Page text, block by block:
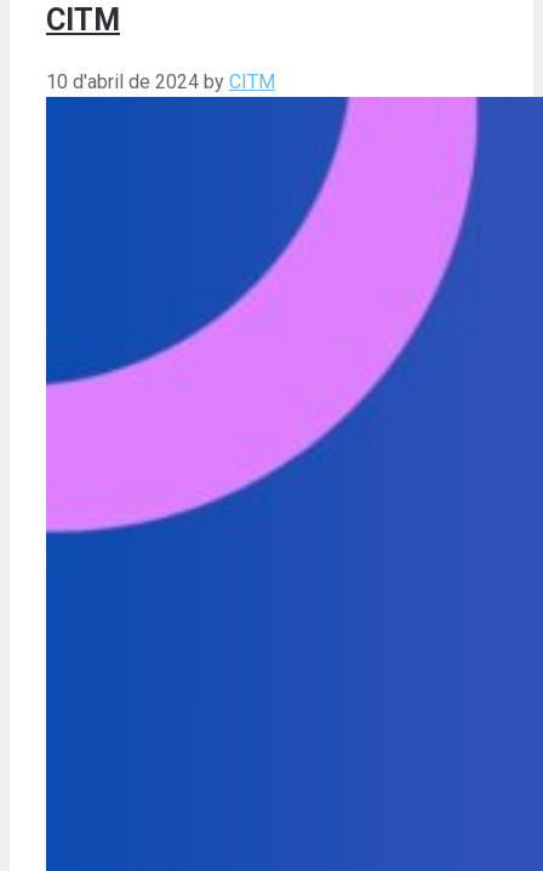
CITM
10 d'abril de 2024 by CITM